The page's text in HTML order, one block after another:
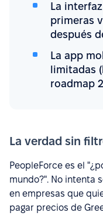
La
primeras
después
La app
limitadas
roadmap
La verdad sin
PeopleForce es el
mundo?". No intenta
en empresas que
pagar precios de